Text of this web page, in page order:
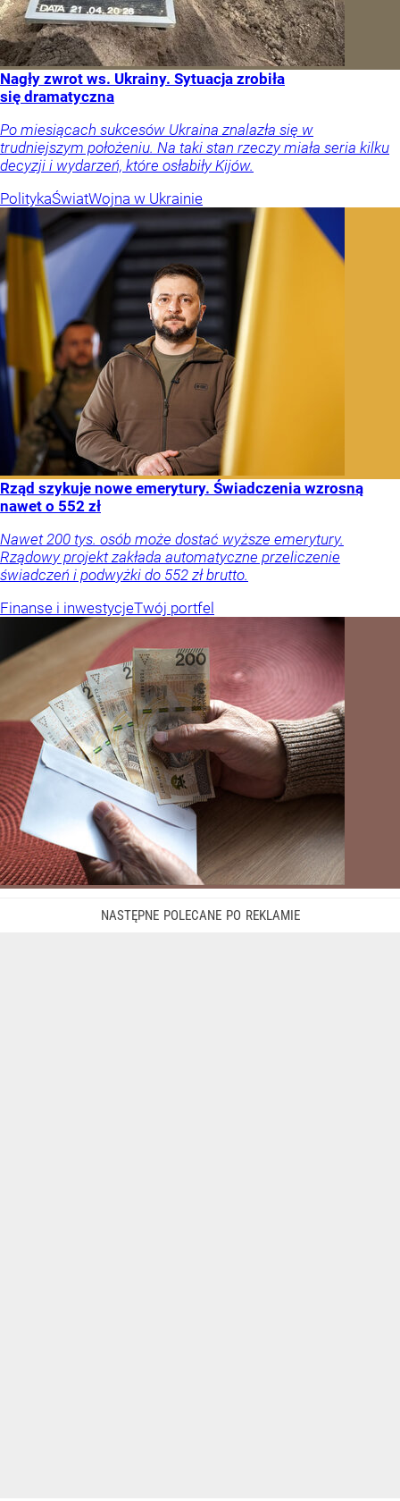
Nagły zwrot ws. Ukrainy. Sytuacja zrobiła
się dramatyczna
Po miesiącach sukcesów Ukraina znalazła się w
trudniejszym położeniu. Na taki stan rzeczy miała seria kilku
decyzji i wydarzeń, które osłabiły Kijów.
PolitykaŚwiatWojna w Ukrainie
Rząd szykuje nowe emerytury. Świadczenia wzrosną
nawet o 552 zł
Nawet 200 tys. osób może dostać wyższe emerytury.
Rządowy projekt zakłada automatyczne przeliczenie
świadczeń i podwyżki do 552 zł brutto.
Finanse i inwestycjeTwój portfel